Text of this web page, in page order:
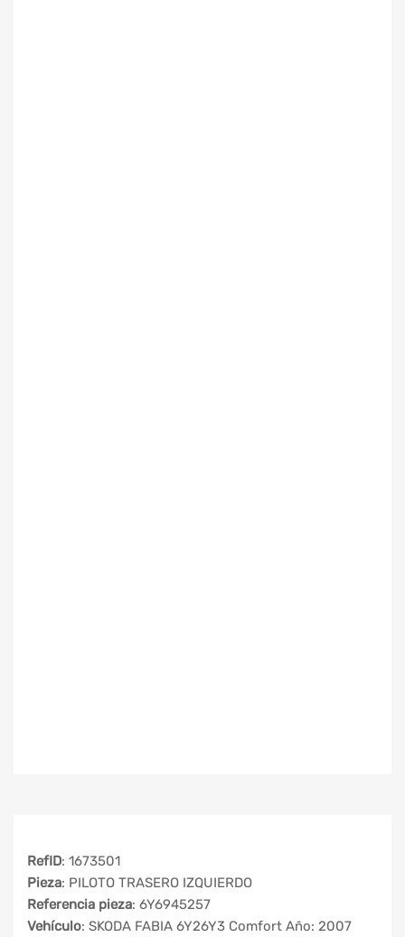
RefID: 1673501
Pieza: PILOTO TRASERO IZQUIERDO
Referencia pieza: 6Y6945257
Vehículo: SKODA FABIA 6Y26Y3 Comfort Año: 2007